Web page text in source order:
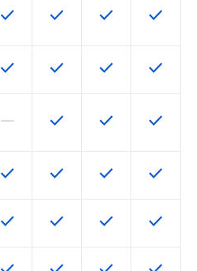
這項功能適用於該 SKU
check 這項功能適用於該 SKU
check 這項功能適用於
check 這項功
check
這項功能適用於該 SKU
check 這項功能適用於該 SKU
check 這項功能適用於
check 這項功
check
這個 SKU 不支援這項功能
horizontal_rule 這項功能適用於該 SKU
check 這項功能適用於
check 這項功
check
這項功能適用於該 SKU
check 這項功能適用於該 SKU
check 這項功能適用於
check 這項功
check
這項功能適用於該 SKU
check 這項功能適用於該 SKU
check 這項功能適用於
check 這項功
check